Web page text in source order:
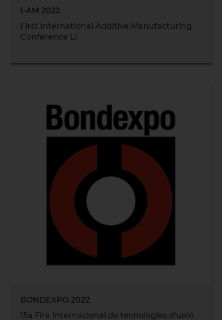
I-AM 2022
First International Additive Manufacturing
Conference Li
BONDEXPO 2022
15a Fira Internacional de tecnologies d'unió